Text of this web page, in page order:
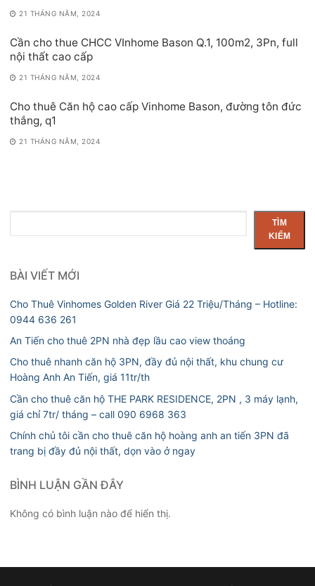
21 THÁNG NĂM, 2024
Cần cho thue CHCC VInhome Bason Q.1, 100m2, 3Pn, full
nội thất cao cấp
21 THÁNG NĂM, 2024
Cho thuê Căn hộ cao cấp Vinhome Bason, đường tôn đức
thắng, q1
21 THÁNG NĂM, 2024
kiếm
TÌM
KIẾM
BÀI VIẾT MỚI
Cho Thuê Vinhomes Golden River Giá 22 Triệu/Tháng – Hotline:
0944 636 261
An Tiến cho thuê 2PN nhà đẹp lầu cao view thoáng
Cho thuê nhanh căn hộ 3PN, đầy đủ nội thất, khu chung cư
Hoàng Anh An Tiến, giá 11tr/th
Cần cho thuê căn hộ THE PARK RESIDENCE, 2PN , 3 máy lạnh,
giá chỉ 7tr/ tháng – call 090 6968 363
Chính chủ tôi cần cho thuê căn hộ hoàng anh an tiến 3PN đã
trang bị đầy đủ nội thất, dọn vào ở ngay
BÌNH LUẬN GẦN ĐÂY
Không có bình luận nào để hiển thị.